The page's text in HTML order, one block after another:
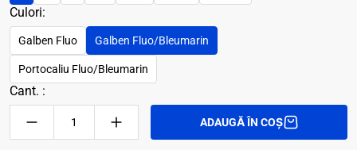
Culori:
Galben Fluo Galben Fluo/Bleumarin
Portocaliu Fluo/Bleumarin
Cant. :
ADAUGĂ ÎN COȘ